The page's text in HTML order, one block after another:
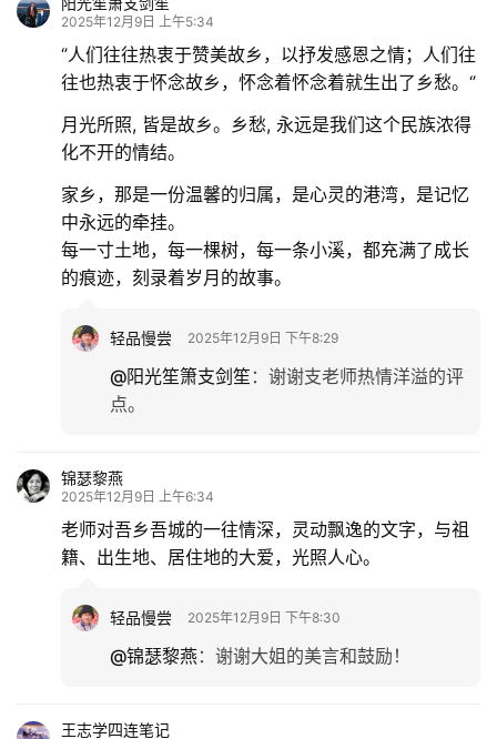
2025年12月9日 上午5:34
‘’人们往往热衷于赞美故乡，以抒发感恩之情；人们往
往也热衷于怀念故乡，怀念着怀念着就生出了乡愁。‘’
月光所照, 皆是故乡。乡愁, 永远是我们这个民族浓得
化不开的情结。
家乡，那是一份温馨的归属，是心灵的港湾，是记忆
中永远的牵挂。
每一寸土地，每一棵树，每一条小溪，都充满了成长
的痕迹，刻录着岁月的故事。
轻品慢尝 2025年12月9日 下午8:29
@阳光笙箫支剑笙 ： 谢谢支老师热情洋溢的评
点。
锦瑟黎燕
2025年12月9日 上午6:34
老师对吾乡吾城的一往情深，灵动飘逸的文字，与祖
籍、出生地、居住地的大爱，光照人心。
轻品慢尝 2025年12月9日 下午8:30
@锦瑟黎燕： 谢谢大姐的美言和鼓励！
王志学四连笔记